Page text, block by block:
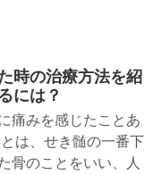
時の治療方法を紹
には？
痛みを感じたことあ
は、せき髄の一番下
骨のことをいい、人